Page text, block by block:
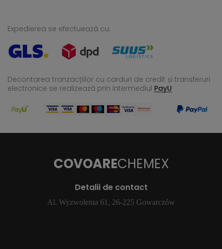
Expedierea se efectuează cu:
Decontarea tranzacțiilor cu carduri de credit și transferuri
electronice se realizează prin intermediul PayU
COVOARECHEMEX
Detalii de contact
Al. Wyzwolenia 61, 26-225 Gowarczów